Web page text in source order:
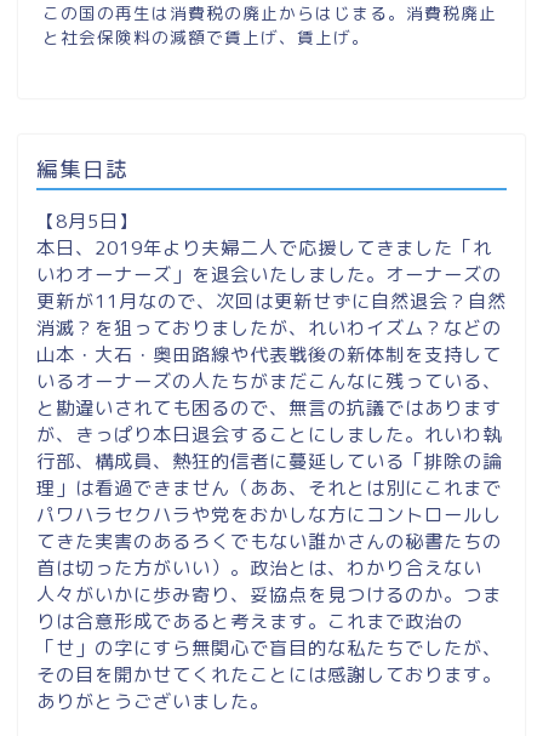
この国の再生は消費税の廃止からはじまる。消費税廃止
と社会保険料の減額で賃上げ、賃上げ。
編集日誌
【8月5日】
本日、2019年より夫婦二人で応援してきました「れ
いわオーナーズ」を退会いたしました。オーナーズの
更新が11月なので、次回は更新せずに自然退会？自然
消滅？を狙っておりましたが、れいわイズム？などの
山本・大石・奥田路線や代表戦後の新体制を支持して
いるオーナーズの人たちがまだこんなに残っている、
と勘違いされても困るので、無言の抗議ではあります
が、きっぱり本日退会することにしました。れいわ執
行部、構成員、熱狂的信者に蔓延している「排除の論
理」は看過できません（ああ、それとは別にこれまで
パワハラセクハラや党をおかしな方にコントロールし
てきた実害のあるろくでもない誰かさんの秘書たちの
首は切った方がいい）。政治とは、わかり合えない
人々がいかに歩み寄り、妥協点を見つけるのか。つま
りは合意形成であると考えます。これまで政治の
「せ」の字にすら無関心で盲目的な私たちでしたが、
その目を開かせてくれたことには感謝しております。
ありがとうございました。